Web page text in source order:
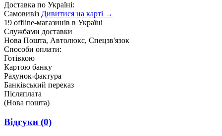
Доставка по Україні:
Самовивіз Дивитися на карті →
19 offline-магазинів в Україні
Службами доставки
Нова Пошта, Автолюкс, Спецзв'язок
Способи оплати:
Готівкою
Картою банку
Рахунок-фактура
Банківський переказ
Післяплата
(Нова пошта)
Відгуки (0)